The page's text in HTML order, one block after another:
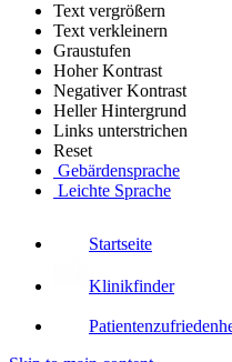
Text vergrößern
Text verkleinern
Graustufen
Hoher Kontrast
Negativer Kontrast
Heller Hintergrund
Links unterstrichen
Reset
Gebärdensprache
Leichte Sprache
Startseite
Klinikfinder